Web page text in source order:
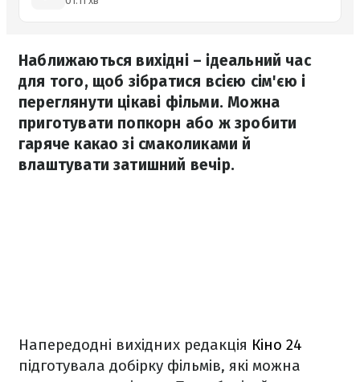
Наближаються вихідні – ідеальний час
для того, щоб зібратися всією сім'єю і
переглянути цікаві фільми. Можна
приготувати попкорн або ж зробити
гаряче какао зі смаколиками й
влаштувати затишний вечір.
Напередодні вихідних редакція Кіно 24
підготувала добірку фільмів, які можна